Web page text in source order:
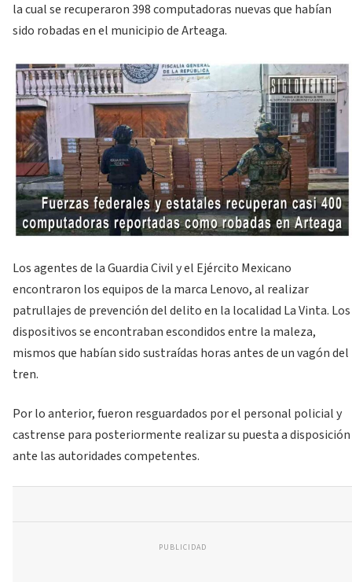
la cual se recuperaron 398 computadoras nuevas que habían
sido robadas en el municipio de Arteaga.
Los agentes de la Guardia Civil y el Ejército Mexicano
encontraron los equipos de la marca Lenovo, al realizar
patrullajes de prevención del delito en la localidad La Vinta. Los
dispositivos se encontraban escondidos entre la maleza,
mismos que habían sido sustraídas horas antes de un vagón del
tren.
Por lo anterior, fueron resguardados por el personal policial y
castrense para posteriormente realizar su puesta a disposición
ante las autoridades competentes.
PUBLICIDAD